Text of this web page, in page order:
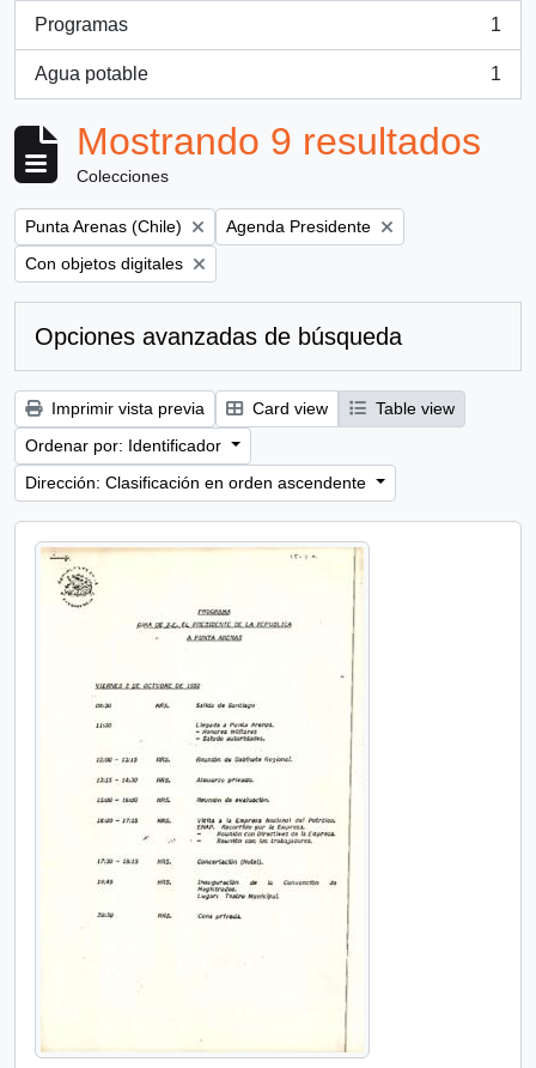
Programas
, 1 resultados
1
Agua potable
, 1 resultados
1
Mostrando 9 resultados
Colecciones
Remove filter:
Punta Arenas (Chile) Remove filter:
Agenda Presidente
Remove filter:
Con objetos digitales
Opciones avanzadas de búsqueda
Imprimir vista previa Card view
Table view
Ordenar por: Identificador
Dirección: Clasificación en orden ascendente